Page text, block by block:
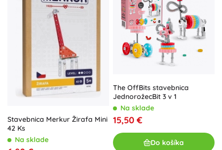
Stavebnica Merkur Žirafa Mini
42 Ks
Na sklade
The OffBits stavebnica
JednorožecBit 3 v 1
Na sklade
15,50 €
Do košíka